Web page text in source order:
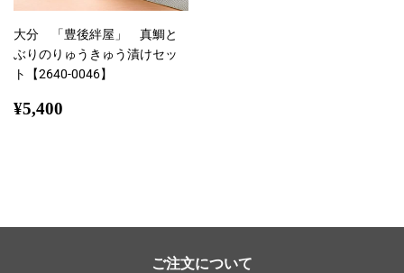
大分 「豊後絆屋」 真鯛と
ぶりのりゅうきゅう漬けセッ
ト【2640-0046】
通
¥5,400
ご注文について